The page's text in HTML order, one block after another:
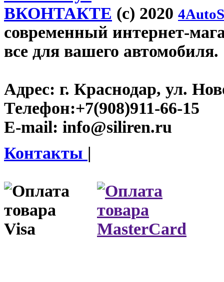
ВКОНТАКТЕ (c) 2020
современный интернет-
все для вашего автомобиля.
Адрес: г. Краснодар, ул.
Телефон:+7(908)911-66-15
E-mail: info@siliren.ru
Контакты |